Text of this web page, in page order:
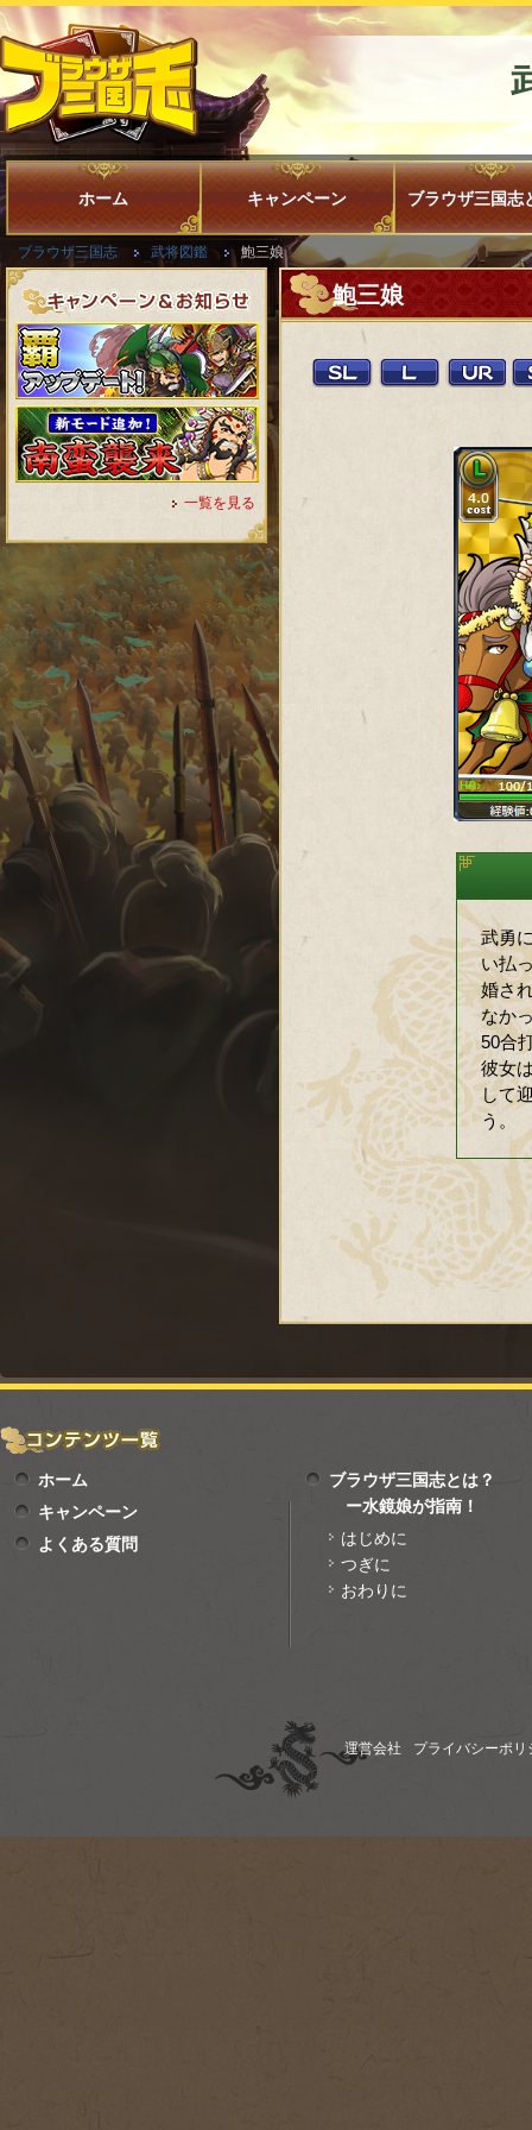
ホーム キャンペーン ブラウザ三国志
ブラウザ三国志 武将図鑑 鮑三娘
一覧を見る
鮑三娘
武勇
い払
婚さ
なか
50合
彼女
して
う。
ホーム
キャンペーン
よくある質問
ブラウザ三国志とは？
ー水鏡娘が指南！
はじめに
つぎに
おわりに
運営会社 プライバシーポリ